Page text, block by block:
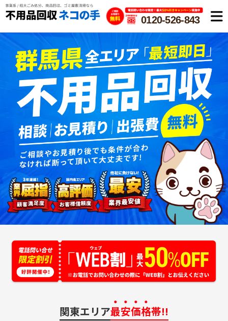
0120-526-843
関東エリア最安価格帯!!